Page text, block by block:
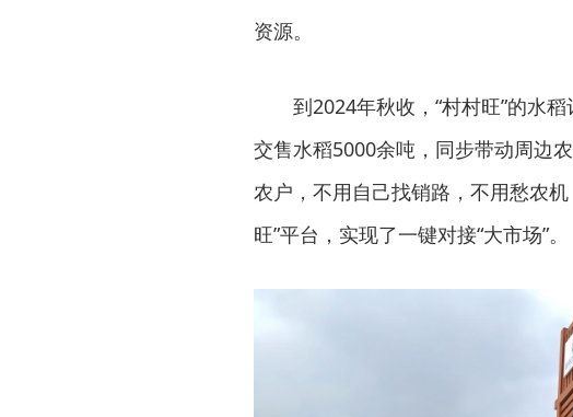
资源。
到2024年秋收，“村村旺”的水
交售水稻5000余吨，同步带动周边
农户，不用自己找销路，不用愁农
旺”平台，实现了一键对接“大市场”。